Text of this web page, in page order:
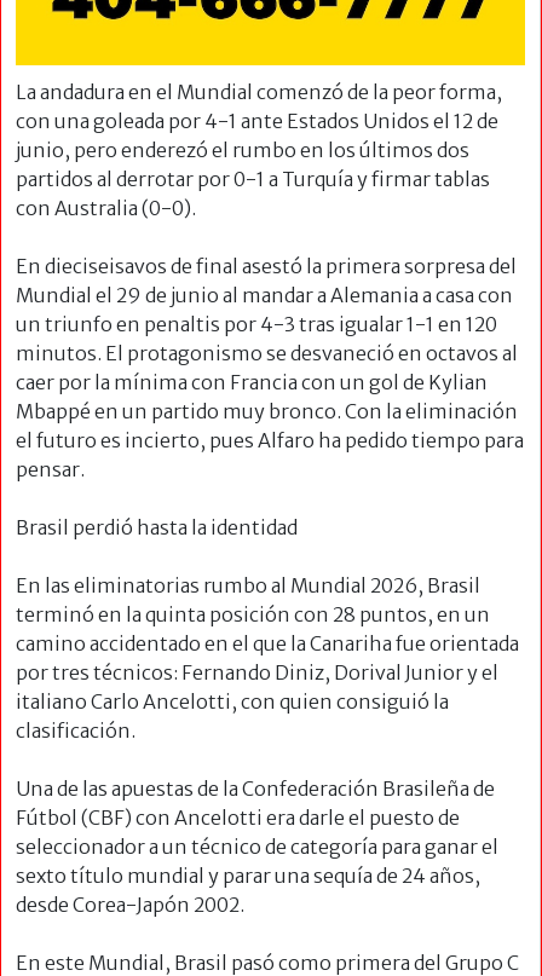
La andadura en el Mundial comenzó de la peor forma,
con una goleada por 4-1 ante Estados Unidos el 12 de
junio, pero enderezó el rumbo en los últimos dos
partidos al derrotar por 0-1 a Turquía y firmar tablas
con Australia (0-0).
En dieciseisavos de final asestó la primera sorpresa del
Mundial el 29 de junio al mandar a Alemania a casa con
un triunfo en penaltis por 4-3 tras igualar 1-1 en 120
minutos. El protagonismo se desvaneció en octavos al
caer por la mínima con Francia con un gol de Kylian
Mbappé en un partido muy bronco. Con la eliminación
el futuro es incierto, pues Alfaro ha pedido tiempo para
pensar.
Brasil perdió hasta la identidad
En las eliminatorias rumbo al Mundial 2026, Brasil
terminó en la quinta posición con 28 puntos, en un
camino accidentado en el que la Canariha fue orientada
por tres técnicos: Fernando Diniz, Dorival Junior y el
italiano Carlo Ancelotti, con quien consiguió la
clasificación.
Una de las apuestas de la Confederación Brasileña de
Fútbol (CBF) con Ancelotti era darle el puesto de
seleccionador a un técnico de categoría para ganar el
sexto título mundial y parar una sequía de 24 años,
desde Corea-Japón 2002.
En este Mundial, Brasil pasó como primera del Grupo C